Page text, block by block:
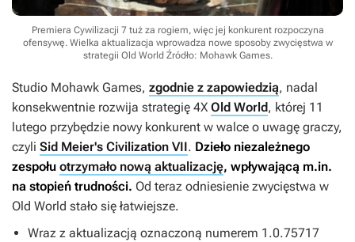
Premiera Cywilizacji 7 tuż za rogiem, więc jej konkurent rozpoczyna
ofensywę. Wielka aktualizacja wprowadza nowe sposoby zwycięstwa w
strategii Old World Źródło: Mohawk Games.
Studio Mohawk Games, zgodnie z zapowiedzią, nadal
konsekwentnie rozwija strategię 4X Old World, której 11
lutego przybędzie nowy konkurent w walce o uwagę graczy,
czyli Sid Meier's Civilization VII. Dzieło niezależnego
zespołu otrzymało nową aktualizację, wpływającą m.in.
na stopień trudności. Od teraz odniesienie zwycięstwa w
Old World stało się łatwiejsze.
Wraz z aktualizacją oznaczoną numerem 1.0.75717